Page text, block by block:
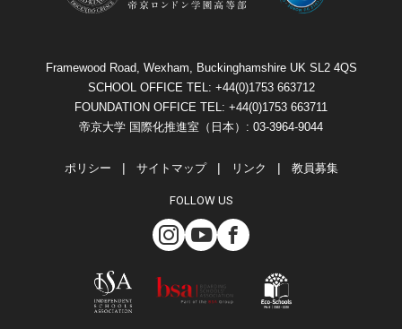
Framewood Road, Wexham, Buckinghamshire UK SL2 4QS
SCHOOL OFFICE TEL: +44(0)1753 663712
FOUNDATION OFFICE TEL: +44(0)1753 663711
帝京大学 国際化推進室（日本）: 03-3964-9044
ポリシー サイトマップ リンク 教員募集
FOLLOW US